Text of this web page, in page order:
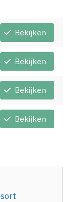
Bekijken
Bekijken
Bekijken
Bekijken